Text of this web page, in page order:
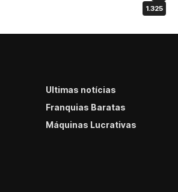
1.325
Últimas notícias
Franquias Baratas
Máquinas Lucrativas